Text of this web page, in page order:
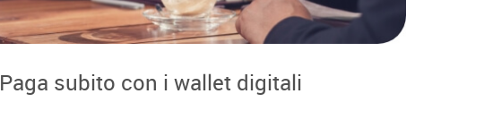
Paga subito con i wallet digitali